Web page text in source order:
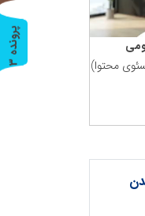
محتوا)
پ
ر
و
ن
د
ه
3